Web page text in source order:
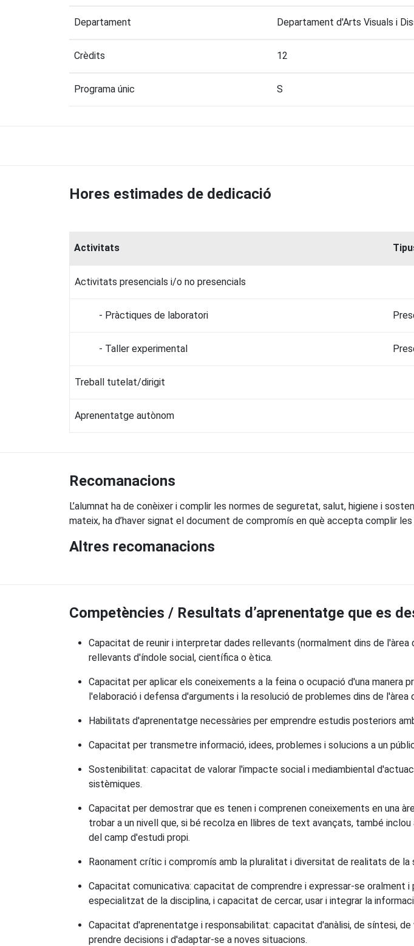
Departament Departament d'Arts Visuals i
Crèdits 12
Programa únic S
Hores estimades de dedicació
Activitats
Activitats presencials i/o no presencials
- Pràctiques de laboratori
- Taller experimental
Treball tutelat/dirigit
Aprenentatge autònom
Recomanacions
L’alumnat ha de conèixer i complir les normes de seguretat, salut, higiene i
mateix, ha d’haver signat el document de compromís en què accepta complir les
Altres recomanacions
Competències / Resultats d’aprenentatge que es
Capacitat de reunir i interpretar dades rellevants (normalment dins de
rellevants d'índole social, científica o ètica.
Capacitat per aplicar els coneixements a la feina o ocupació d'una
l'elaboració i defensa d'arguments i la resolució de problemes dins de l'àrea
Habilitats d'aprenentatge necessàries per emprendre estudis posteriors
Capacitat per transmetre informació, idees, problemes i solucions a un
Sostenibilitat: capacitat de valorar l'impacte social i mediambiental
sistèmiques.
Capacitat per demostrar que es tenen i comprenen coneixements en una
trobar a un nivell que, si bé recolza en llibres de text avançats, també
del camp d'estudi propi.
Raonament crític i compromís amb la pluralitat i diversitat de realitats de la
Capacitat comunicativa: capacitat de comprendre i expressar-se oralment
especialitzat de la disciplina, i capacitat de cercar, usar i integrar la
Capacitat d'aprenentatge i responsabilitat: capacitat d'anàlisi, de síntesi,
prendre decisions i d'adaptar-se a noves situacions.